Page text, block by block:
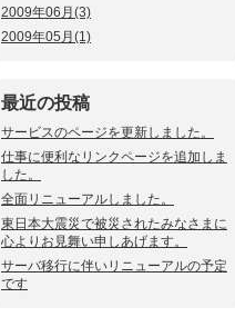
2009年06月(3)
2009年05月(1)
最近の投稿
サービスのページを更新しました。
仕事に便利なリンクページを追加しま
した。
全面リニューアルしました。
東日本大震災で被災されたみなさまに
心よりお見舞い申しあげます。
サーバ移行に伴いリニューアルの予定
です